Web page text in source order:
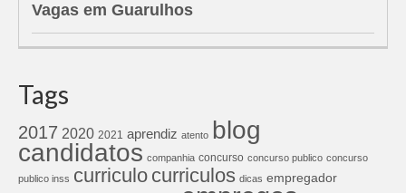
Vagas em Guarulhos
Tags
2017 2020 2021 aprendiz atento blog
candidatos companhia concurso concurso publico concurso
publico inss curriculo curriculos dicas empregador